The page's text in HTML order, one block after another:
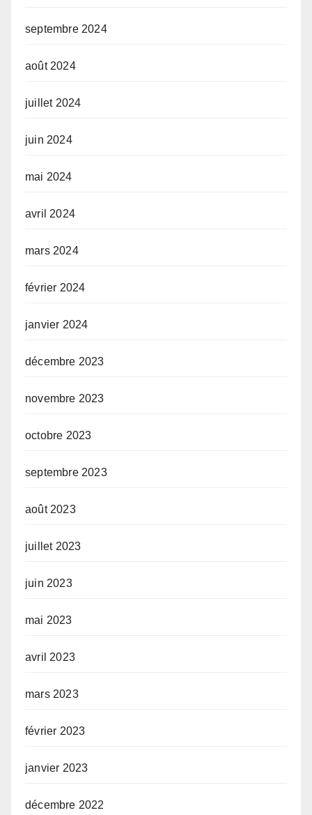
septembre 2024
août 2024
juillet 2024
juin 2024
mai 2024
avril 2024
mars 2024
février 2024
janvier 2024
décembre 2023
novembre 2023
octobre 2023
septembre 2023
août 2023
juillet 2023
juin 2023
mai 2023
avril 2023
mars 2023
février 2023
janvier 2023
décembre 2022